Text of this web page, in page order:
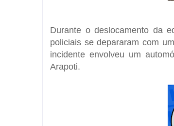
Durante o deslocamento da
policiais se depararam com
incidente envolveu um
Arapoti.